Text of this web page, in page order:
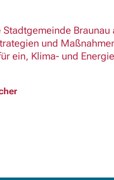
und
ein, Klima- und